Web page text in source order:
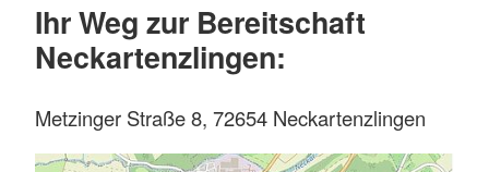
Ihr Weg zur Bereitschaft
Neckartenzlingen:
Metzinger Straße 8, 72654 Neckartenzlingen